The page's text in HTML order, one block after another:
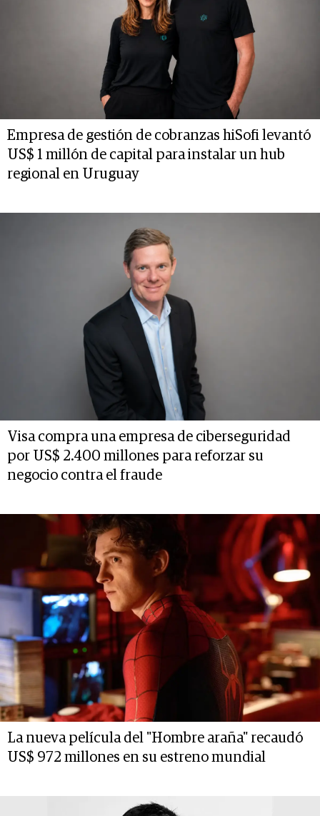
Empresa de gestión de cobranzas hiSofi levantó
US$ 1 millón de capital para instalar un hub
regional en Uruguay
Visa compra una empresa de ciberseguridad
por US$ 2.400 millones para reforzar su
negocio contra el fraude
La nueva película del "Hombre araña" recaudó
US$ 972 millones en su estreno mundial